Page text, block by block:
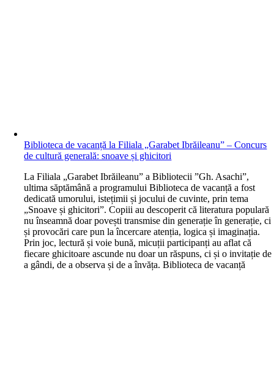
Biblioteca de vacanță la Filiala „Garabet Ibrăileanu” – Concurs
de cultură generală: snoave și ghicitori
La Filiala „Garabet Ibrăileanu” a Bibliotecii ”Gh. Asachi”,
ultima săptămână a programului Biblioteca de vacanță a fost
dedicată umorului, istețimii și jocului de cuvinte, prin tema
„Snoave și ghicitori”. Copiii au descoperit că literatura populară
nu înseamnă doar povești transmise din generație în generație, ci
și provocări care pun la încercare atenția, logica și imaginația.
Prin joc, lectură și voie bună, micuții participanți au aflat că
fiecare ghicitoare ascunde nu doar un răspuns, ci și o invitație de
a gândi, de a observa și de a învăța. Biblioteca de vacanță